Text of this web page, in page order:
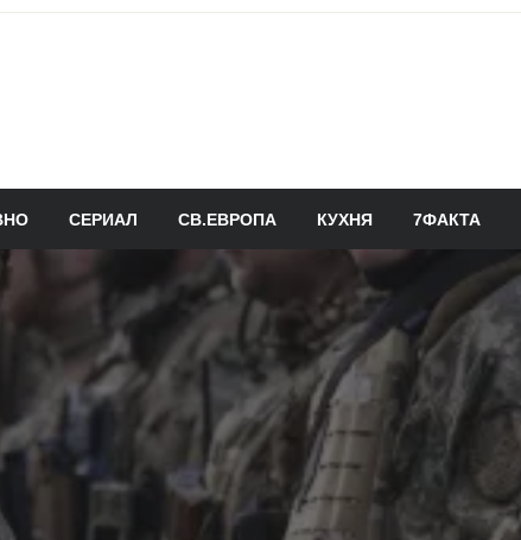
СЕРИАЛ СВ.ЕВРОПА КУХНЯ 7ФАКТА